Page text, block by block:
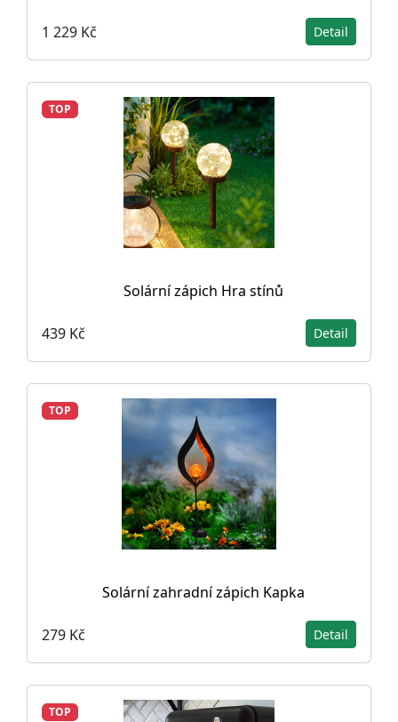
1 229 Kč Detail
TOP
Solární zápich Hra stínů
439 Kč Detail
TOP
Solární zahradní zápich Kapka
279 Kč Detail
TOP